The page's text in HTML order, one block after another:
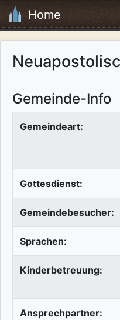
Home
Gemeinde-Info
Gemeindeart:
Gottesdienst:
Gemeindebesucher:
Sprachen:
Kinderbetreuung:
Ansprechpartner: